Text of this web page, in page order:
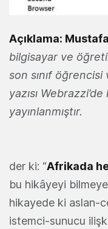
Açıklama:
bilgisayar ve
son sınıf
yazısı
yayınlanmıştır.
der ki: “Afrikada
bu hikâyeyi
hikayede ki aslan-
istemci-sunucu